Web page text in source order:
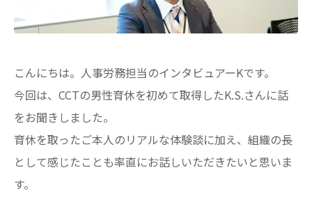
こんにちは。人事労務担当のインタビュアーKです。
今回は、CCTの男性育休を初めて取得したK.S.さんに話
をお聞きしました。
育休を取ったご本人のリアルな体験談に加え、組織の長
として感じたことも率直にお話しいただきたいと思いま
す。